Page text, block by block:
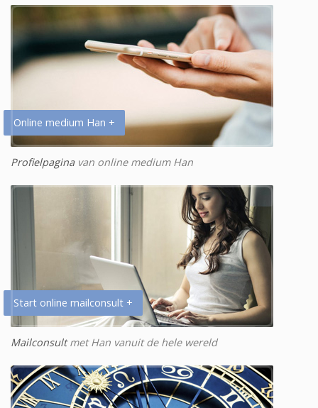
Online medium Han +
Profielpaginavan online medium Han
Start online mailconsult +
Mailconsultmet Han vanuit de hele wereld